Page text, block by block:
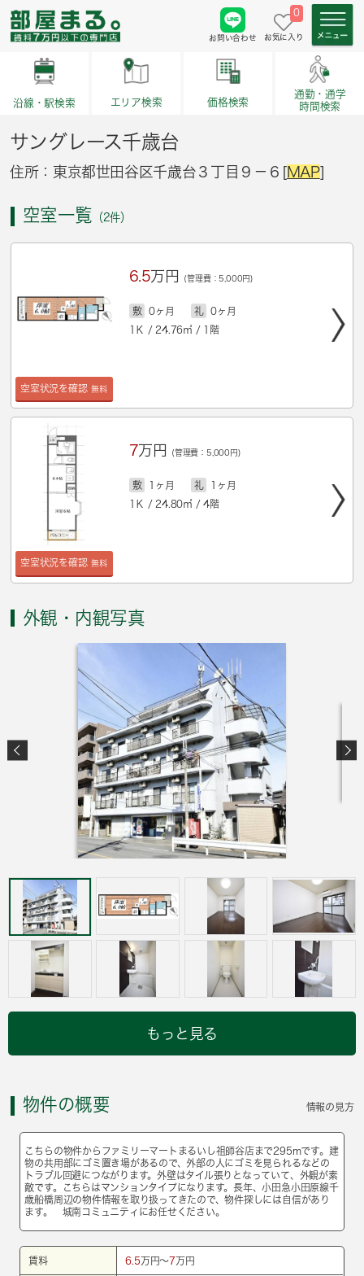
お問い合わせ
0
お気に入り
沿線・駅検索 エリア検索 価格検索
通勤・通学
時間検索
サングレース千歳台
住所：東京都世田谷区千歳台３丁目９－６[MAP]
空室一覧 （2件）
空室状況を確認 無料
6.5万円 (管理費：5,000円)
敷 0ヶ月 礼
0ヶ月
1Ｋ / 24.76㎡ / 1階
空室状況を確認 無料
7 万円 (管理費：5,000円)
敷 1ヶ月 礼
1ヶ月
1Ｋ / 24.80㎡ / 4階
外観・内観写真
もっと見る
物件の概要 情報の見方
こちらの物件からファミリーマートまるいし祖師谷店まで295mです。建
物の共用部にゴミ置き場があるので、外部の人にゴミを見られるなどの
トラブル回避につながります。外壁はタイル張りとなっていて、外観が素
敵です。こちらはマンションタイプになります。長年、小田急小田原線千
歳船橋周辺の物件情報を取り扱ってきたので、物件探しには自信があり
ます。 城南コミュニティにお任せください。
賃料 6.5万円～7万円